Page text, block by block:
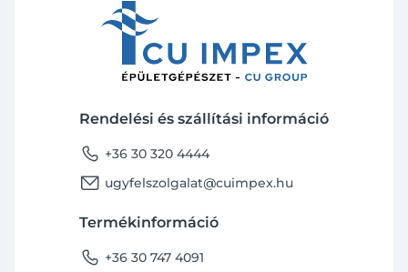
Rendelési és szállítási információ
phone +36 30 320 4444
email ugyfelszolgalat@cuimpex.hu
Termékinformáció
phone +36 30 747 4091